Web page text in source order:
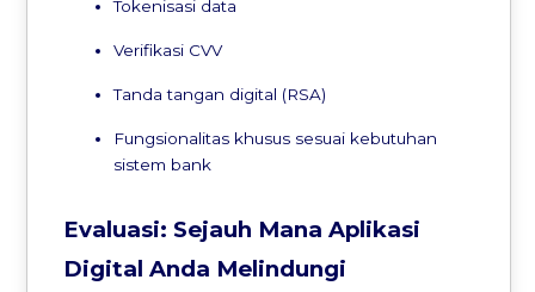
Tokenisasi data
Verifikasi CVV
Tanda tangan digital (RSA)
Fungsionalitas khusus sesuai kebutuhan
sistem bank
Evaluasi: Sejauh Mana Aplikasi
Digital Anda Melindungi